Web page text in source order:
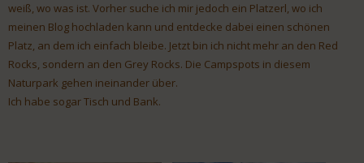
weiß, wo was ist. Vorher suche ich mir jedoch ein Platzerl, wo ich
meinen Blog hochladen kann und entdecke dabei einen schönen
Platz, an dem ich einfach bleibe. Jetzt bin ich nicht mehr an den Red
Rocks, sondern an den Grey Rocks. Die Campspots in diesem
Naturpark gehen ineinander über.
Ich habe sogar Tisch und Bank.